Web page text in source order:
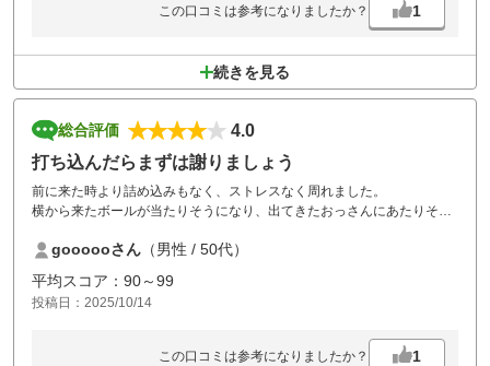
この口コミは参考になりましたか？ 1
続きを見る
総合評価
4.0
打ち込んだらまずは謝りましょう
前に来た時より詰め込みもなく、ストレスなく周れました。
横から来たボールが当たりそうになり、出てきたおっさんにあたりそう
ーは言ったと不機嫌そうに言われたのが一つだけストレスｗ
普通謝ってからだろ？と思いました。
値段的にしょうがないけどマナーが悪い人が多いですね。
少し値段上げてくれれば、こういう輩も排除できるのに。
ゴルフ場的には改善されていて楽しかったです。
goooooさん （男性 / 50代）
平均スコア：90～99
投稿日：2025/10/14
この口コミは参考になりましたか？ 1